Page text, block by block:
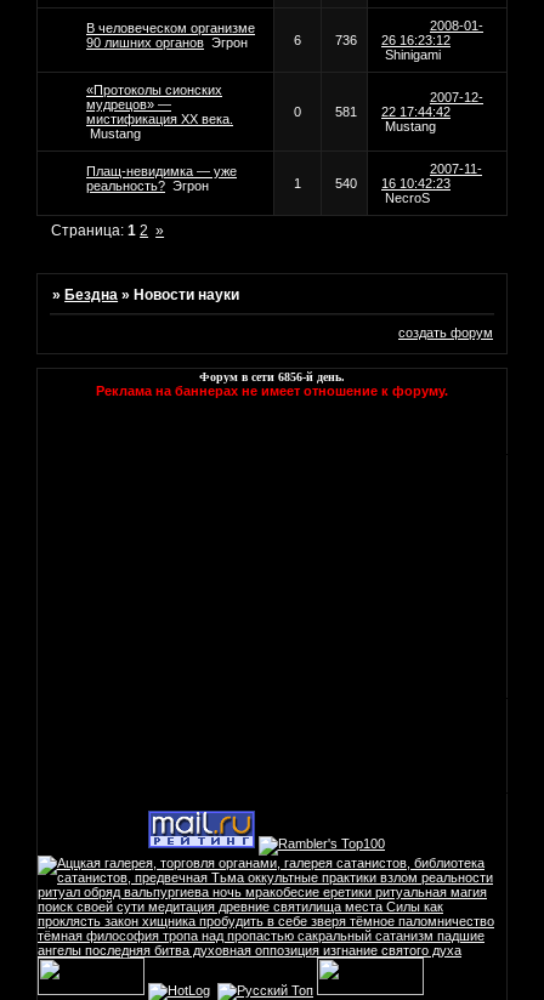
В человеческом организме
90 лишних органов Эгрон 6 736
2008-01-
26 16:23:12
Shinigami
«Протоколы сионских
мудрецов» —
мистификация XX века.
Mustang
0 581
2007-12-
22 17:44:42
Mustang
Плащ-невидимка — уже
реальность? Эгрон 1 540
2007-11-
16 10:42:23
NecroS
Страница:1 2 »
»Бездна »Новости науки
создать форум
Форум в сети 6856-й день.
Реклама на баннерах не имеет отношение к форуму.